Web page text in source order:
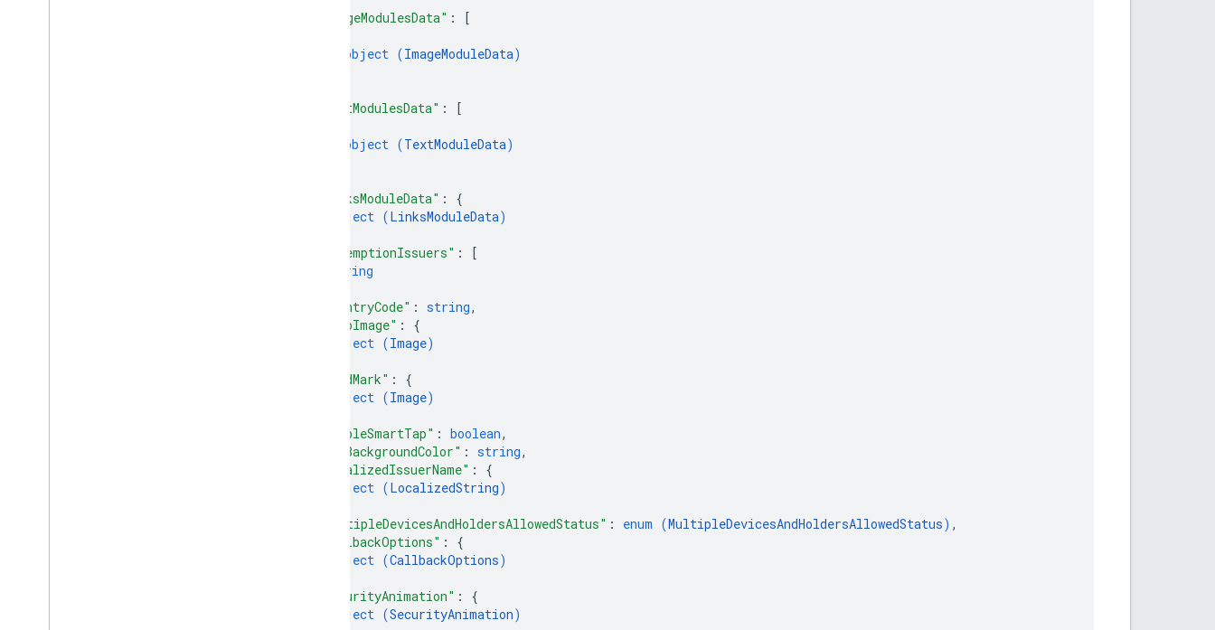
"imageModulesData" :
[
object (ImageModuleData)
"textModulesData" :
[
object (TextModuleData)
"linksModuleData" : {
object (LinksModuleData)
"redemptionIssuers" :
[
string
"countryCode" : string,
"heroImage" : {
object (Image)
"wordMark" : {
object (Image)
"enableSmartTap" : boolean,
"hexBackgroundColor" : string,
"localizedIssuerName" : {
object (LocalizedString)
"multipleDevicesAndHoldersAllowedStatus" : enum (MultipleDevicesAndHoldersAllowedStatus) ,
"callbackOptions" : {
object (CallbackOptions)
"securityAnimation" : {
object (SecurityAnimation)